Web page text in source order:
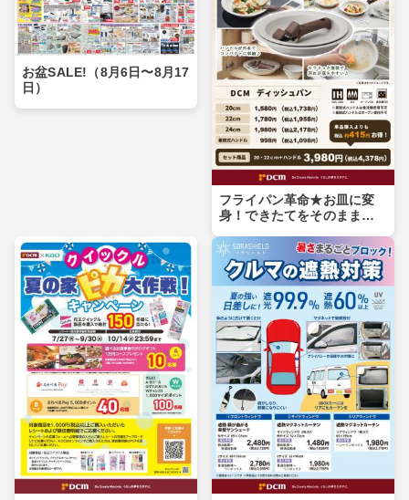
お盆SALE!（8月6日〜8月17
日）
フライパン革命★お皿に変
身！できたてをそのまま食